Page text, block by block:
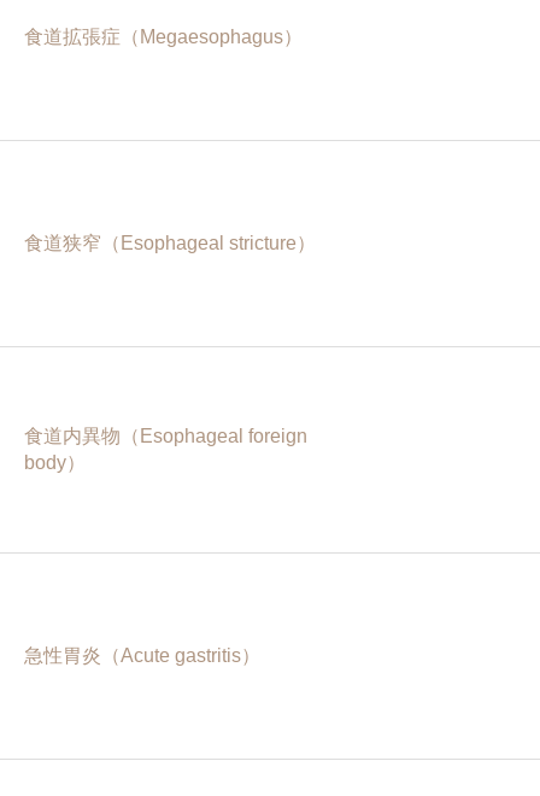
食道拡張症（Megaesophagus）
食道狭窄（Esophageal stricture）
食道内異物（Esophageal foreign
body）
急性胃炎（Acute gastritis）